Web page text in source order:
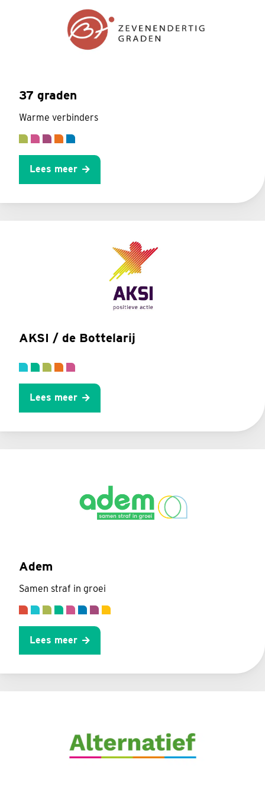
37 graden
Warme verbinders
Lees meer
AKSI / de Bottelarij
Lees meer
Adem
Samen straf in groei
Lees meer